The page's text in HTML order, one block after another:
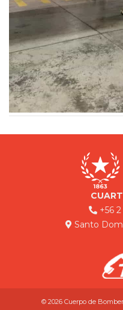
+56
Santo
© 2026 Cuerpo de